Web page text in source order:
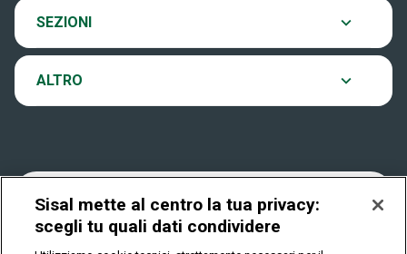
VinciCasa
Play Your Date
SEZIONI
Ultima estrazione
Archivio estrazioni
FAQ
ALTRO
Contatti
Notifiche
Cookies
Sisal mette al centro la tua privacy:
scegli tu quali dati condividere